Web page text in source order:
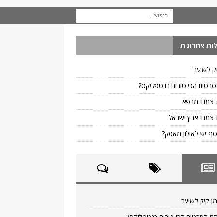
אחרונות
לשיער
הכי טובים בנטפליקס?
צמחי מרפא
צמחי ארץ ישראל
יש לאילון מאסק?
קיק לשיער